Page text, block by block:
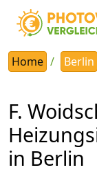
Home Berlin
F.
in Berlin